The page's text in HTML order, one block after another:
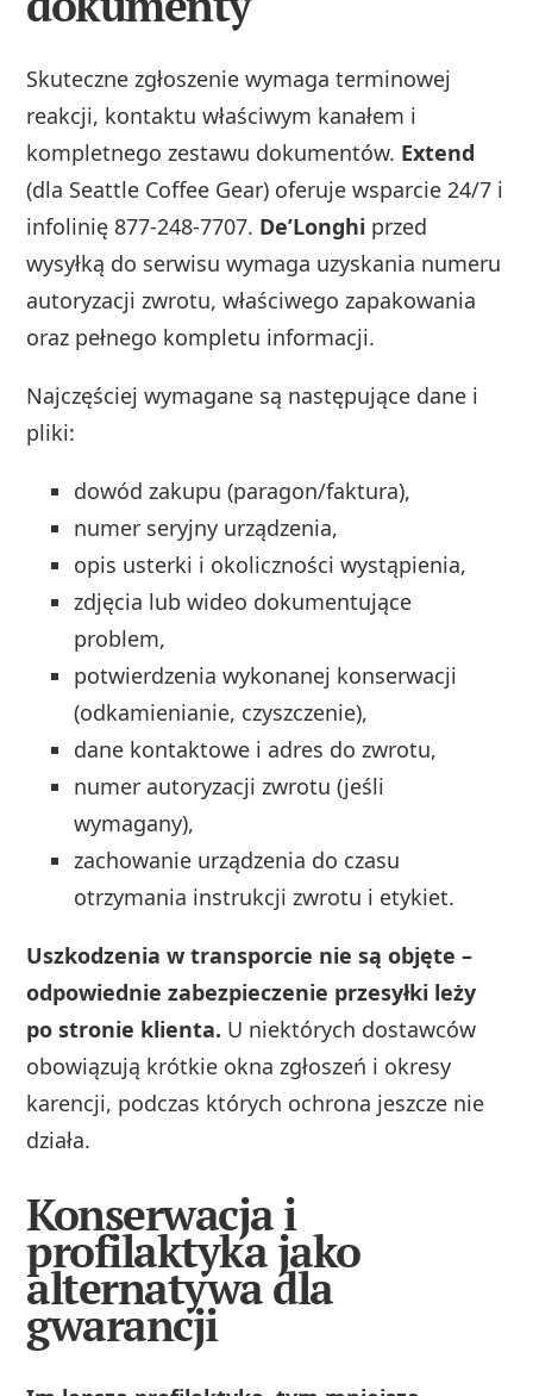
Skuteczne zgłoszenie wymaga terminowej
reakcji, kontaktu właściwym kanałem i
kompletnego zestawu dokumentów. Extend
(dla Seattle Coffee Gear) oferuje wsparcie 24/7 i
infolinię 877‑248‑7707. De’Longhi przed
wysyłką do serwisu wymaga uzyskania numeru
autoryzacji zwrotu, właściwego zapakowania
oraz pełnego kompletu informacji.
Najczęściej wymagane są następujące dane i
pliki:
dowód zakupu (paragon/faktura),
numer seryjny urządzenia,
opis usterki i okoliczności wystąpienia,
zdjęcia lub wideo dokumentujące
problem,
potwierdzenia wykonanej konserwacji
(odkamienianie, czyszczenie),
dane kontaktowe i adres do zwrotu,
numer autoryzacji zwrotu (jeśli
wymagany),
zachowanie urządzenia do czasu
otrzymania instrukcji zwrotu i etykiet.
Uszkodzenia w transporcie nie są objęte –
odpowiednie zabezpieczenie przesyłki leży
po stronie klienta. U niektórych dostawców
obowiązują krótkie okna zgłoszeń i okresy
karencji, podczas których ochrona jeszcze nie
działa.
Konserwacja i
profilaktyka jako
alternatywa dla
gwarancji